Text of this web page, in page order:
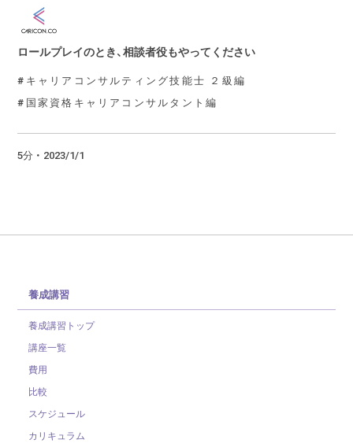
ロールプレイのとき、相談者役もやってください
キャリアコンサルティング技能士 ２級編
国家資格キャリアコンサルタント編
5分 ・ 2023/1/1
養成講習
養成講習トップ
講座一覧
費用
比較
スケジュール
カリキュラム